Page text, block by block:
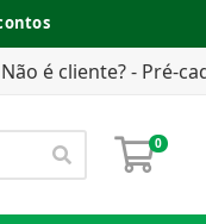
Não é cliente? - Pré-
0